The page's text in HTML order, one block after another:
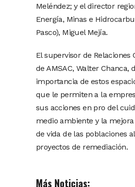
Meléndez; y el director
Energía, Minas e
Pasco), Miguel Mejía.
El supervisor de Relaciones
de AMSAC, Walter Chanca,
importancia de estos
que le permiten a la
sus acciones en pro del
medio ambiente y la
de vida de las poblaciones
proyectos de remediación.
Más Noticias: